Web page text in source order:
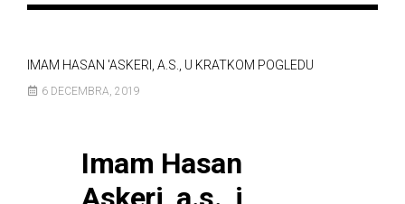
IMAM HASAN 'ASKERI, A.S., U KRATKOM POGLEDU
6 DECEMBRA, 2019
Imam Hasan